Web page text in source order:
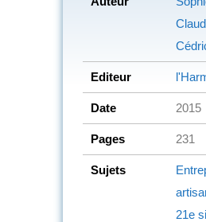
Editeur
Date 2015
Pages 231
Sujets
21e